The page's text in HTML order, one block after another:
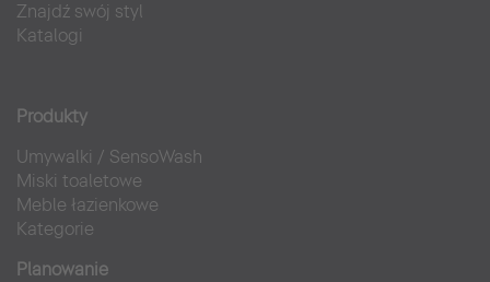
Znajdź swój styl
Katalogi
Produkty
Umywalki / SensoWash
Miski toaletowe
Meble łazienkowe
Kategorie
Planowanie